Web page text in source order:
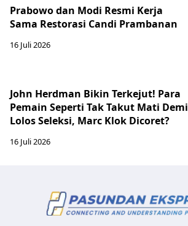
Prabowo dan Modi Resmi Kerja
Sama Restorasi Candi Prambanan
16 Juli 2026
John Herdman Bikin Terkejut! Para
Pemain Seperti Tak Takut Mati Demi
Lolos Seleksi, Marc Klok Dicoret?
16 Juli 2026